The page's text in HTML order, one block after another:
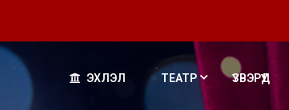
ЭХЛЭЛ ТЕАТР ҮЗВЭРҮҮД